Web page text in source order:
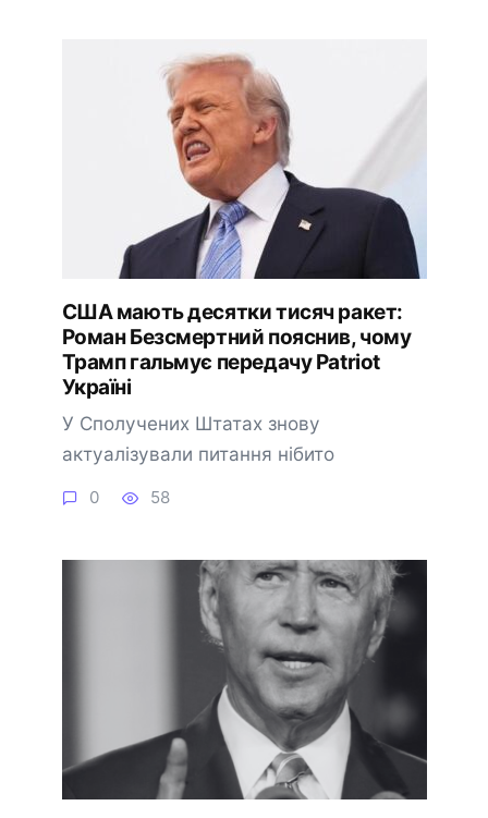
США мають десятки тисяч ракет:
Роман Безсмертний пояснив, чому
Трамп гальмує передачу Patriot
Україні
У Сполучених Штатах знову
актуалізували питання нібито
0 58